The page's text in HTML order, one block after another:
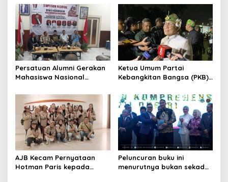
Beras di Gereja Kasih
Anugerah Depok City
Blessing
menghadiri festival bakso
legendaris pertama di
Indonesia
Persatuan Alumni Gerakan
Mahasiswa Nasional
Jakarta Raya menggelar
Simposium Nasional Dan
Orasi Kebangsaan
Ketua Umum Partai
Kebangkitan Bangsa (PKB)
Imin) telah resmi melantik
total 514 ketua Dewan
Pengurus Cabang (DPC)
PKB dari seluruh Indonesia
untuk periode 2026-2031.
Prosesi pelantikan digelar
di Taman Fatahillah, Kota
Tua, Jakarta
AJB Kecam Pernyataan
Hotman Paris kepada
Peluncuran buku ini
menurutnya bukan sekadar